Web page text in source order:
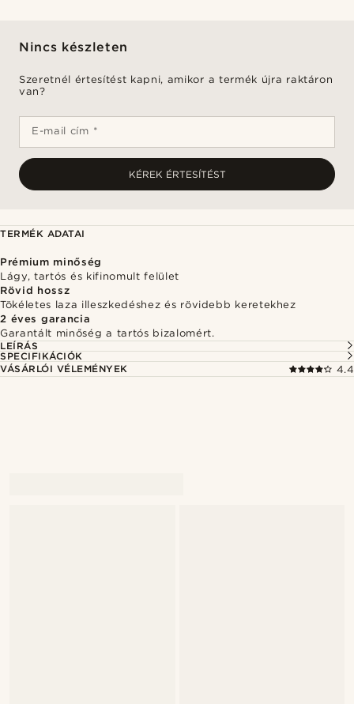
Nincs készleten
Szeretnél értesítést kapni, amikor a termék újra raktáron
van?
E-mail cím *
KÉREK ÉRTESÍTÉST
TERMÉK ADATAI
Prémium minőség
Lágy, tartós és kifinomult felület
Rövid hossz
Tökéletes laza illeszkedéshez és rövidebb keretekhez
2 éves garancia
Garantált minőség a tartós bizalomért.
LEÍRÁS
SPECIFIKÁCIÓK
VÁSÁRLÓI VÉLEMÉNYEK
4.4